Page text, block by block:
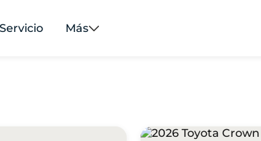
Servicio Más